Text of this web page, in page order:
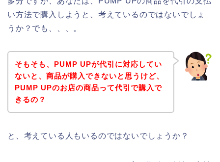
い方法で購入しようと、考えているのではないでしょ
うか？でも、、、。
そもそも、PUMP UPが代引に対応してい
ないと、商品が購入できないと思うけど、
PUMP UPのお店の商品って代引で購入で
きるの？
と、考えている人もいるのではないでしょうか？